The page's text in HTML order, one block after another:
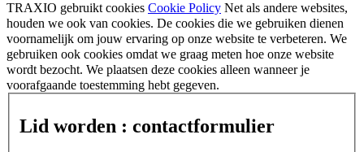
TRAXIO gebruikt cookies Cookie Policy Net als andere websites,
houden we ook van cookies. De cookies die we gebruiken dienen
voornamelijk om jouw ervaring op onze website te verbeteren. We
gebruiken ook cookies omdat we graag meten hoe onze website
wordt bezocht. We plaatsen deze cookies alleen wanneer je
voorafgaande toestemming hebt gegeven.
Lid worden : contactformulier